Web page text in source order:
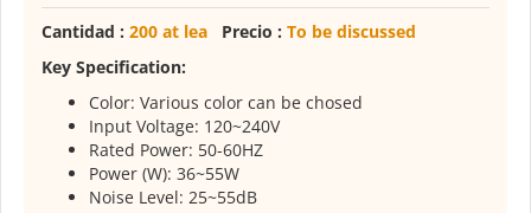
Cantidad : 200 at lea Precio : To be discussed
Key Specification:
Color: Various color can be chosed
Input Voltage: 120~240V
Rated Power: 50-60HZ
Power (W): 36~55W
Noise Level: 25~55dB